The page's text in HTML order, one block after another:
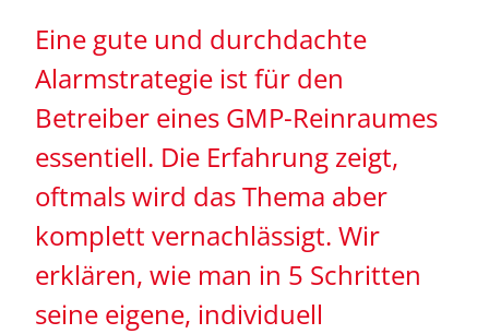
Eine gute und durchdachte
Alarmstrategie ist für den
Betreiber eines GMP-Reinraumes
essentiell. Die Erfahrung zeigt,
oftmals wird das Thema aber
komplett vernachlässigt. Wir
erklären, wie man in 5 Schritten
seine eigene, individuell